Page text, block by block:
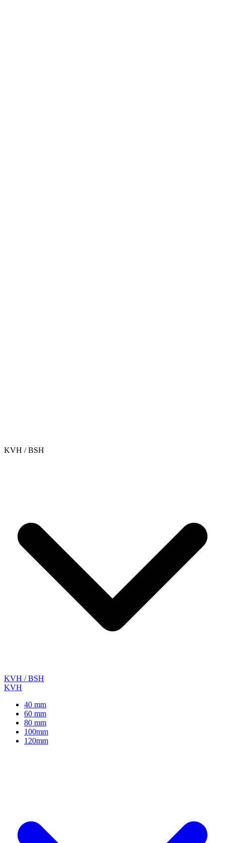
KVH / BSH
KVH / BSH
KVH
40 mm
60 mm
80 mm
100mm
120mm